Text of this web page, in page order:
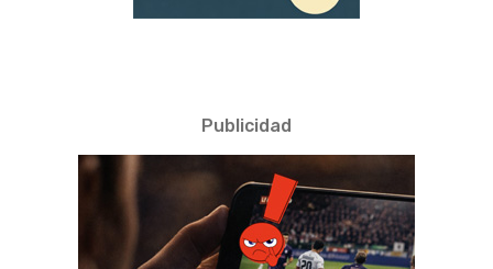
Publicidad